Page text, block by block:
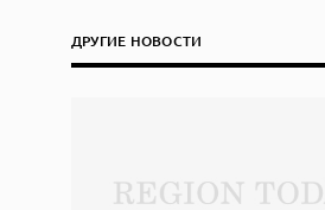
ДРУГИЕ НОВОСТИ